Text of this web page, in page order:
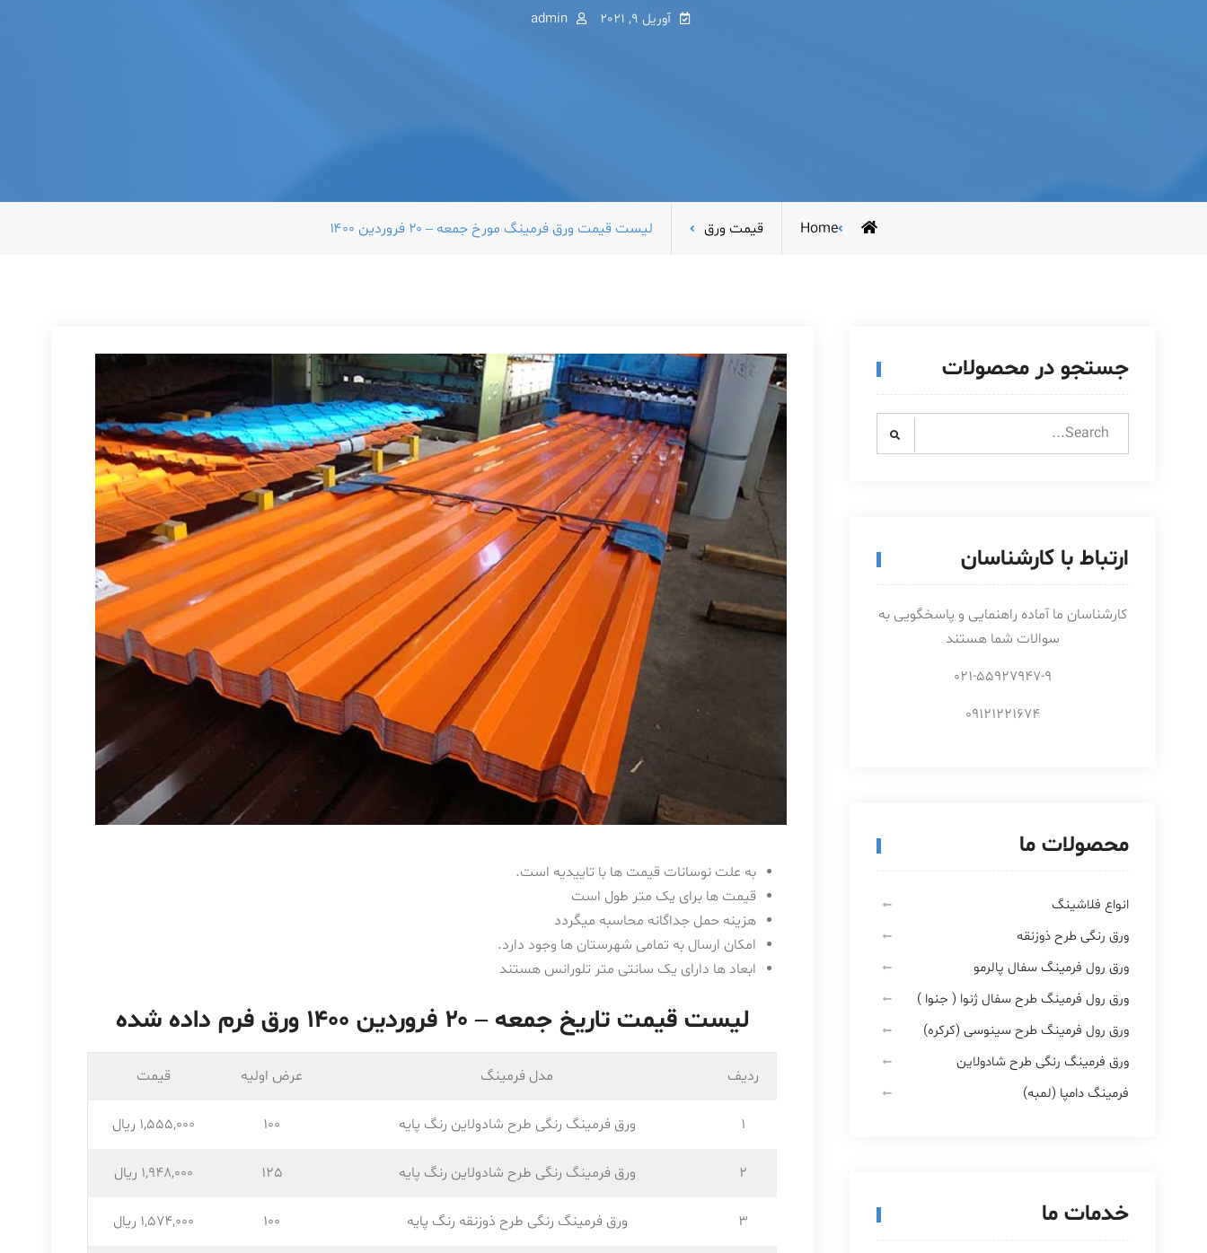
آوریل 9, 2021 admin
Home قیمت ورق لیست قیمت ورق فرمینگ مورخ جمعه – ۲۰ فروردین ۱۴۰۰
به علت نوسانات قیمت ها با تاییدیه است.
قیمت ها برای یک متر طول است
هزینه حمل جداگانه محاسبه میگردد
امکان ارسال به تمامی شهرستان ها وجود دارد.
ابعاد ها دارای یک سانتی متر تلورانس هستند
لیست قیمت تاریخ جمعه – ۲۰ فروردین ۱۴۰۰ ورق فرم داده شده
ردیف مدل فرمینگ عرض اولیه قیمت
1 ورق فرمینگ رنگی طرح شادولاین رنگ پایه 100 1,555,۰۰۰ ریال
2 ورق فرمینگ رنگی طرح شادولاین رنگ پایه 125 1,948,۰۰۰ ریال
3 ورق فرمینگ رنگی طرح ذوزنقه رنگ پایه 100 1,574,۰۰۰ ریال
جستجو در محصولات
Search
ارتباط با کارشناسان
کارشناسان ما آماده راهنمایی و پاسخگویی به
سوالات شما هستند
021-55927947-9
09121221674
محصولات ما
انواع فلاشینگ
ورق رنگی طرح ذوزنقه
ورق رول فرمینگ سفال پالرمو
ورق رول فرمینگ طرح سفال ژنوا ( جنوا )
ورق رول فرمینگ طرح سینوسی (کرکره)
ورق فرمینگ رنگی طرح شادولاین
فرمینگ دامپا (لمبه)
خدمات ما